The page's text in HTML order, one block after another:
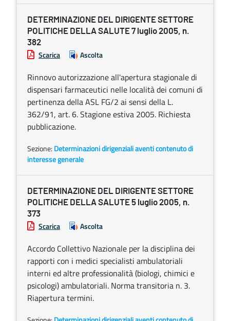
DETERMINAZIONE DEL DIRIGENTE SETTORE
POLITICHE DELLA SALUTE 7 luglio 2005, n.
382
Scarica Ascolta
Rinnovo autorizzazione all'apertura stagionale di
dispensari farmaceutici nelle località dei comuni di
pertinenza della ASL FG/2 ai sensi della L.
362/91, art. 6. Stagione estiva 2005. Richiesta
pubblicazione.
Sezione: Determinazioni dirigenziali aventi contenuto di
interesse generale
DETERMINAZIONE DEL DIRIGENTE SETTORE
POLITICHE DELLA SALUTE 5 luglio 2005, n.
373
Scarica Ascolta
Accordo Collettivo Nazionale per la disciplina dei
rapporti con i medici specialisti ambulatoriali
interni ed altre professionalità (biologi, chimici e
psicologi) ambulatoriali. Norma transitoria n. 3.
Riapertura termini.